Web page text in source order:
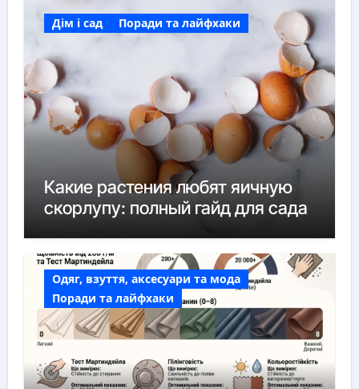
Дім і сад Поради та лайфхаки
Какие растения любят яичную
скорлупу: полный гайд для сада
Одяг, взуття, аксесуари та мода
Поради та лайфхаки